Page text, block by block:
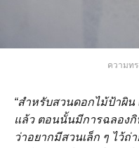
ความท
“สำหรับสวนดอกไม้ป้าผิน
แล้ว ตอนนั้นมีการฉลอง
ว่าอยากมีสวนเล็ก ๆ ไว้ถ่